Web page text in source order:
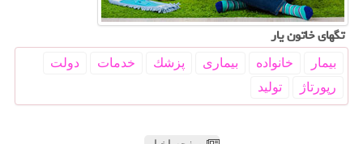
تگهای خاتون یار
بیمار خانواده بیماری پزشك خدمات
دولت
رپورتاژ
تولید